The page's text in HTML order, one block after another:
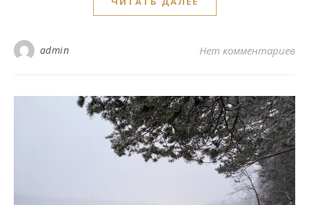
admin Нет комментариев